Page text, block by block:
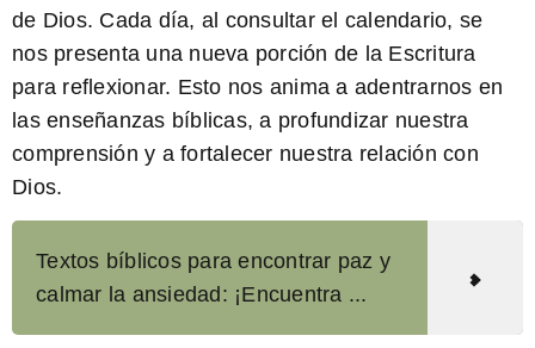
de Dios. Cada día, al consultar el calendario, se
nos presenta una nueva porción de la Escritura
para reflexionar. Esto nos anima a adentrarnos en
las enseñanzas bíblicas, a profundizar nuestra
comprensión y a fortalecer nuestra relación con
Dios.
Textos bíblicos para encontrar paz y
calmar la ansiedad: ¡Encuentra ...